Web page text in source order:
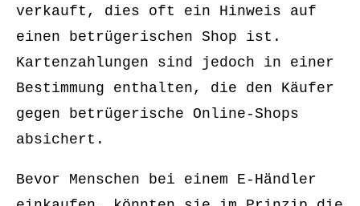
verkauft, dies oft ein Hinweis auf
einen betrügerischen Shop ist.
Kartenzahlungen sind jedoch in einer
Bestimmung enthalten, die den Käufer
gegen betrügerische Online-Shops
absichert.
Bevor Menschen bei einem E-Händler